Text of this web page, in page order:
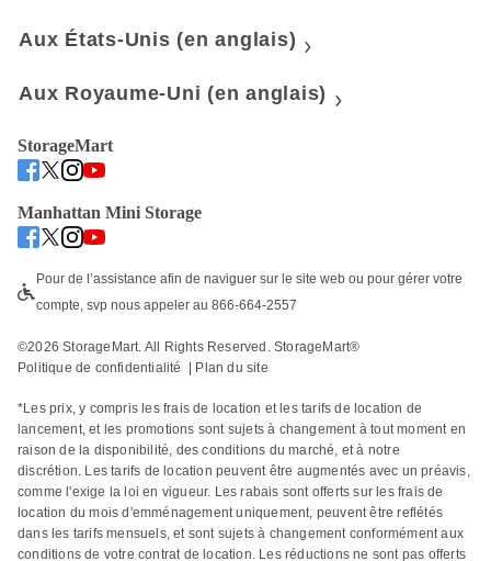
Aux États-Unis (en anglais)
Aux Royaume-Uni (en anglais)
StorageMart
Manhattan Mini Storage
Pour de l’assistance afin de naviguer sur le site web ou pour gérer votre
compte, svp nous appeler au 866-664-2557
©2026 StorageMart. All Rights Reserved. StorageMart®
Politique de confidentialité
Plan du site
*Les prix, y compris les frais de location et les tarifs de location de
lancement, et les promotions sont sujets à changement à tout moment en
raison de la disponibilité, des conditions du marché, et à notre
discrétion. Les tarifs de location peuvent être augmentés avec un préavis,
comme l'exige la loi en vigueur. Les rabais sont offerts sur les frais de
location du mois d'emménagement uniquement, peuvent être reflétés
dans les tarifs mensuels, et sont sujets à changement conformément aux
conditions de votre contrat de location. Les réductions ne sont pas offerts